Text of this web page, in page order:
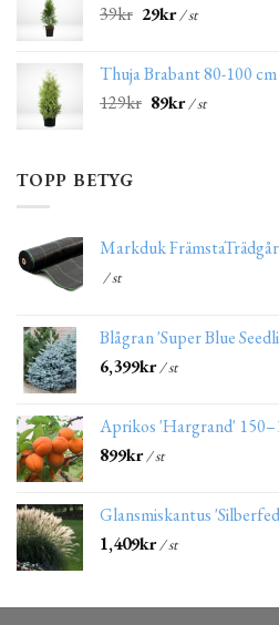
39kr 29kr/ st
Thuja Brabant 80-100
129kr 89kr/ st
TOPP BETYG
Markduk
/ st
Blågran 'Super Blue
6,399kr/ st
Aprikos 'Hargrand'
899kr/ st
Glansmiskantus
1,409kr/ st